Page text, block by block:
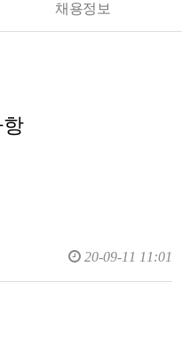
채용정보
20-09-11 11:01